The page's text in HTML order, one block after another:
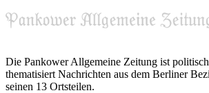
Die Pankower Allgemeine Zeitung ist
thematisiert Nachrichten aus dem Berliner
seinen 13 Ortsteilen.